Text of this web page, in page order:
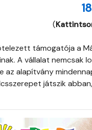
(
támogatója a
A vállalat nemcsak
az alapítvány
játszik